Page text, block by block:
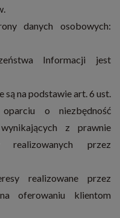
danych osobowych:
Informacji jest
są na podstawie art. 6 ust.
o niezbędność
z prawnie
realizowanych przez
realizowane przez
oferowaniu klientom